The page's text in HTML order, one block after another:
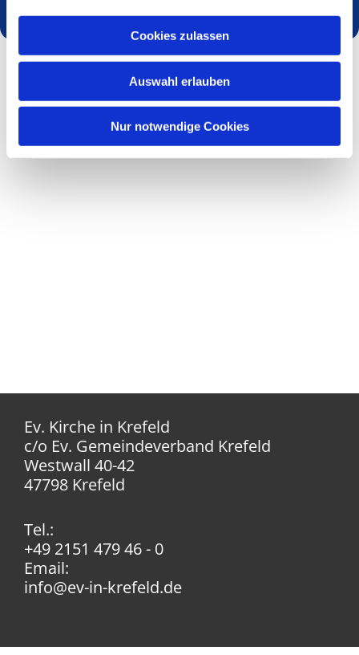
Cookies zulassen
Auswahl erlauben
Nur notwendige Cookies
Ev. Kirche in Krefeld
c/o Ev. Gemeindeverband Krefeld
Westwall 40-42
47798 Krefeld
Tel.:
+49 2151 479 46 - 0
Email:
info@ev-in-krefeld.de